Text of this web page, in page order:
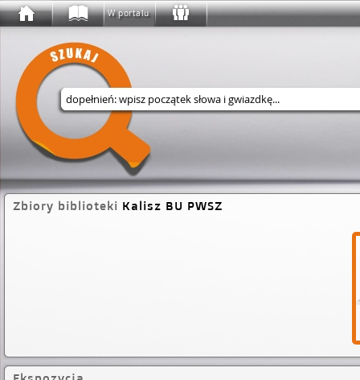
W portalu
Wyszukaj w serwisie
Zbiory biblioteki Kalisz BU PWSZ